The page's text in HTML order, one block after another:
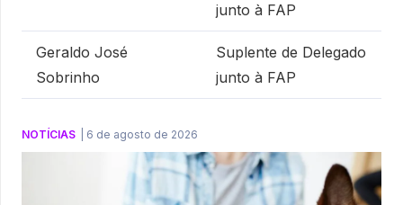
junto à FAP
Geraldo José
Sobrinho
Suplente de Delegado
junto à FAP
NOTÍCIAS 6 de agosto de 2026